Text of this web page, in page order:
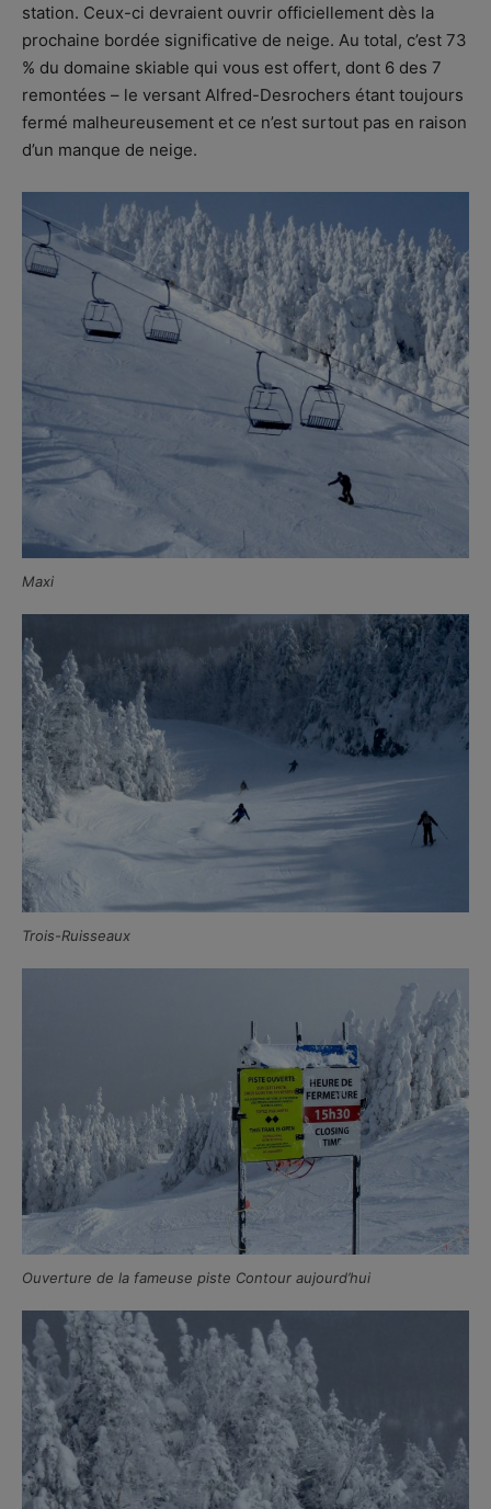
station. Ceux-ci devraient ouvrir officiellement dès la
prochaine bordée significative de neige. Au total, c’est 73
% du domaine skiable qui vous est offert, dont 6 des 7
remontées – le versant Alfred-Desrochers étant toujours
fermé malheureusement et ce n’est surtout pas en raison
d’un manque de neige.
Maxi
Trois-Ruisseaux
Ouverture de la fameuse piste Contour aujourd’hui